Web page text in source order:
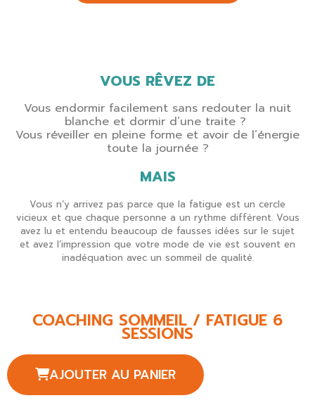
VOUS RÊVEZ DE
Vous endormir facilement sans redouter la nuit
blanche et dormir d’une traite ?
Vous réveiller en pleine forme et avoir de l’énergie
toute la journée ?
MAIS
Vous n’y arrivez pas parce que la fatigue est un cercle
vicieux et que chaque personne a un rythme différent. Vous
avez lu et entendu beaucoup de fausses idées sur le sujet
et avez l’impression que votre mode de vie est souvent en
inadéquation avec un sommeil de qualité.
COACHING SOMMEIL / FATIGUE 6
SESSIONS
AJOUTER AU PANIER